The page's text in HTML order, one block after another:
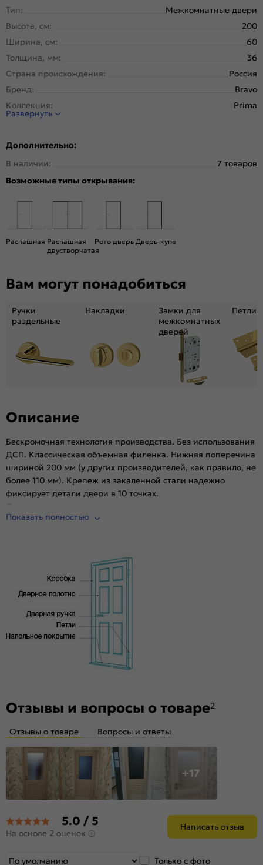
Тип:
Межкомнатные двери
Высота, см:
200
Ширина, см:
60
Толщина, мм:
36
Страна происхождения:
Россия
Бренд:
Bravo
Коллекция:
Prima
Стиль:
Система открывания:
Конструкция двери:
Филенчатая
Цвет:
Общий цвет:
Репродукция натуральных материалов
Уровень шумоизоляции:
Средний ( 26-31 дБ)
Подходит под двухстворчатый проём:
Да
Гарантия (лет):
Материал:
Композитный мебельный щит на основе
высококачественного соснового бруса и MDF.
Развернуть
Дополнительно:
В наличии:
7 товаров
Возможные типы открывания:
Распашная Распашная
двустворчатая
Рото дверь Дверь-купе
Вам могут понадобиться
Ручки
раздельные
Накладки
Замки для
межкомнатных
дверей
Петли
Описание
Бескромочная технология производства. Без использования
ДСП. Классическая объемная филенка. Нижняя поперечина
шириной 200 мм (у других производителей, как правило, не
более 110 мм). Крепеж из закаленной стали надежно
фиксирует детали двери в 10 точках.
декоративными материалами.. Репродукция натуральных
материалов — Super Realistic. Южная Корея.
Комплектующие
Телескопические погонажные изделия для качественного
регулируемого монтажа. Дверная коробка с TPE-
уплотнителем для мягкого закрывания. Благодаря особой
форме уплотнителя отсутствует закусывание со стороны
Дешевое стекло с пескоструйной обработкой не
Показать полностью
Отзывы и вопросы о товаре2
Отзывы о товаре Вопросы и ответы
+17
5.0 / 5
На основе 2 оценок
Написать отзыв
Только с фото